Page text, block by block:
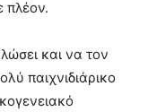
πλέον.
και να τον
παιχνιδιάρικο